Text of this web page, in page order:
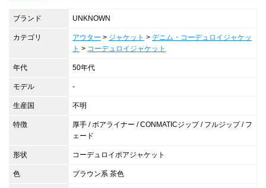
ブランド UNKNOWN
カテゴリ アウター > ジャケット > デニム・コーデュロイジャケッ
ト > コーデュロイジャケット
年代 50年代
モデル -
生産国 不明
特徴
厚手 / ボアライナー / CONMATICジップ / フルジップ / フ
ェード
形状 コーデュロイボアジャケット
色 ブラウン系 茶色